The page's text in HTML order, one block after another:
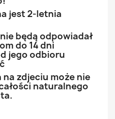
jest 2-letnia
będą odpowiadał
do 14 dni
jego odbioru
zdjeciu może nie
naturalnego